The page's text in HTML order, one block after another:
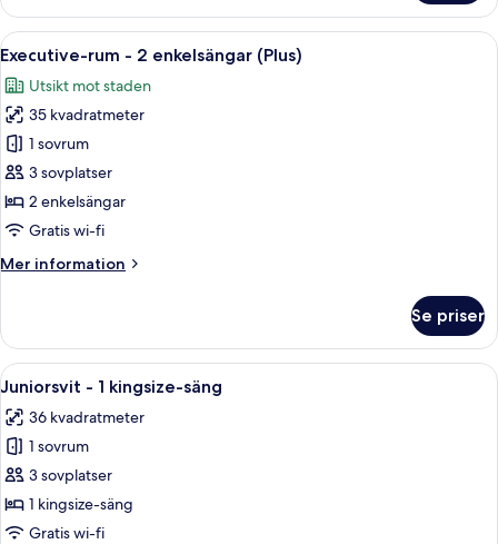
rum
1
säng
(Plus)
Öppna
alla
foton
för
Executive-
rum
-
2
(Plus)
Ett hotellrum med en säng, en soffa,
9
Executive-rum - 2 enkelsängar (Plus)
Utsikt mot staden
35 kvadratmeter
1 sovrum
3 sovplatser
2 enkelsängar
Gratis wi-fi
Mer information
Mer
rum
2
(Plus)
Se priser
Öppna
alla
foton
för
Juniorsvit
-
1
Ett modernt hotellrum med en
10
Juniorsvit - 1 kingsize-säng
36 kvadratmeter
1 sovrum
3 sovplatser
1 kingsize-säng
Gratis wi-fi